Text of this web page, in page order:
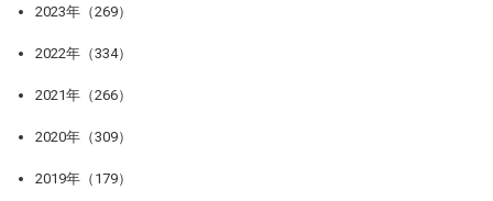
2023年（269）
2022年（334）
2021年（266）
2020年（309）
2019年（179）